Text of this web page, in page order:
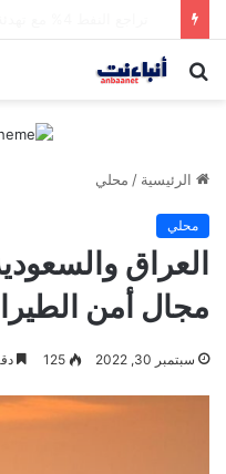
بحث
الرئيسية / محلي
محلي
العراق
مجال أمن
سبتمبر 30, 2022 125